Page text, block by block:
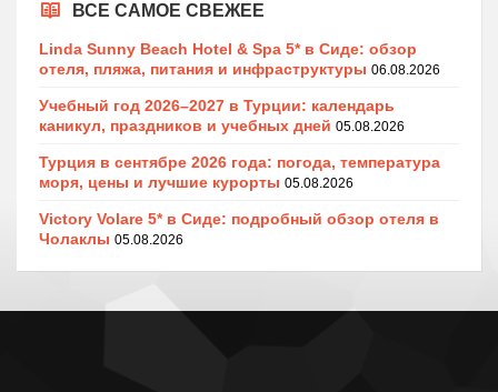
ВСЕ САМОЕ СВЕЖЕЕ
Linda Sunny Beach Hotel & Spa 5* в Сиде: обзор
отеля, пляжа, питания и инфраструктуры 06.08.2026
Учебный год 2026–2027 в Турции: календарь
каникул, праздников и учебных дней 05.08.2026
Турция в сентябре 2026 года: погода, температура
моря, цены и лучшие курорты 05.08.2026
Victory Volare 5* в Сиде: подробный обзор отеля в
Чолаклы 05.08.2026